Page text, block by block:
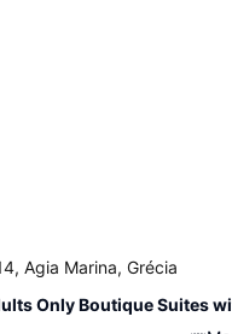
Agia Marina, Grécia
Only Boutique Suites